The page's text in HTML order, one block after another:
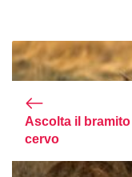
Ascolta il bramito
cervo